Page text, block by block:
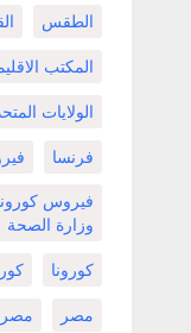
الطقس
المكتب
الولايات
فرنسا
فيروس
وزارة الصحة
كورونا
مصر